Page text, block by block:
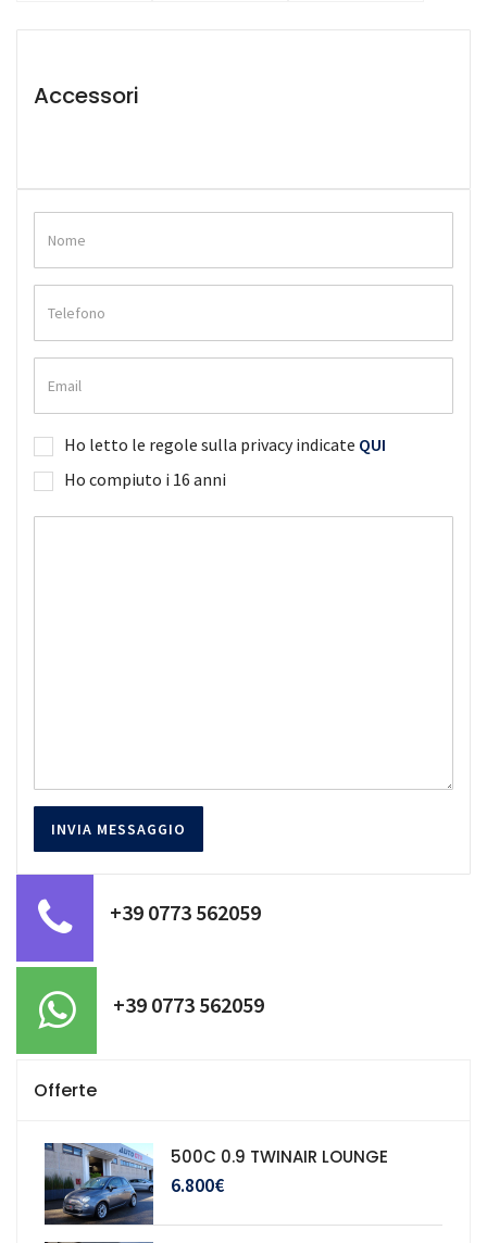
Accessori
Ho letto le regole sulla privacy indicate QUI
Ho compiuto i 16 anni
+39 0773 562059
+39 0773 562059
Offerte
500C 0.9 TWINAIR LOUNGE
6.800€